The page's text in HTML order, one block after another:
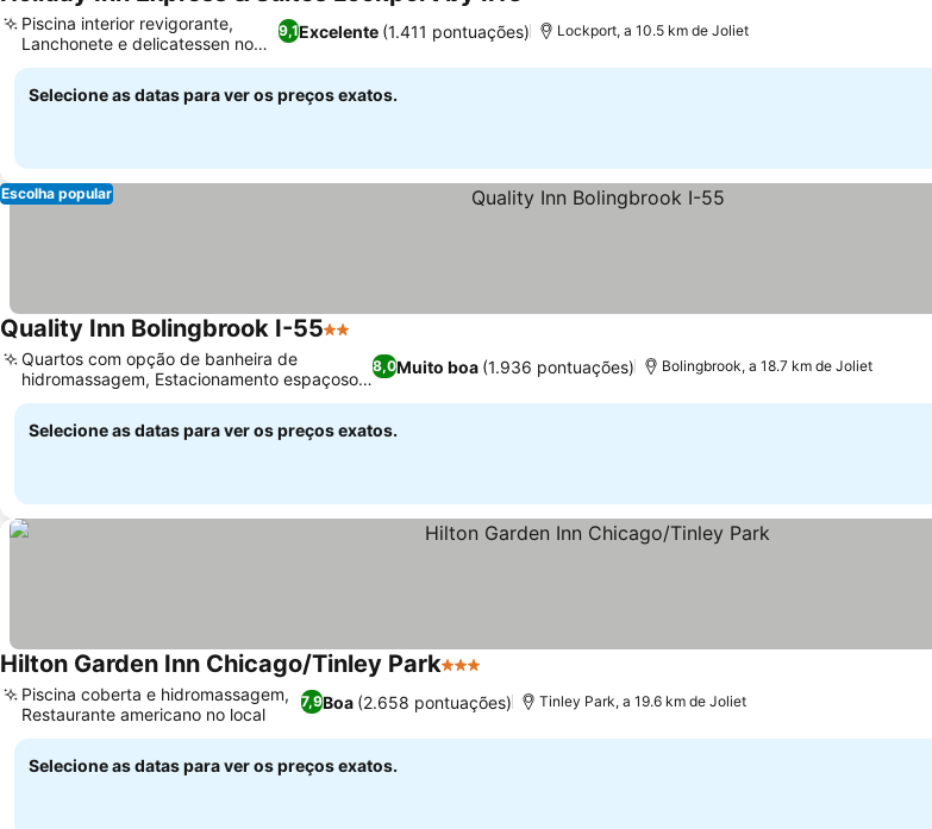
3 Estrelas
9,1Excelente (1.411 pontuações)
Piscina interior revigorante,
Lanchonete e delicatessen no
local
Lockport, a 10.5 km de Joliet
Selecione as datas para ver os preços exatos.
Escolha popular
Quality Inn Bolingbrook I-552 Estrelas
8,0Muito boa (1.936 pontuações)
Quartos com opção de banheira de
hidromassagem, Estacionamento espaçoso
para todos os veículos
Bolingbrook, a 18.7 km de Joliet
Selecione as datas para ver os preços exatos.
Hilton Garden Inn Chicago/Tinley Park3 Estrelas
7,9Boa (2.658 pontuações)
Piscina coberta e hidromassagem,
Restaurante americano no local
Tinley Park, a 19.6 km de Joliet
Selecione as datas para ver os preços exatos.